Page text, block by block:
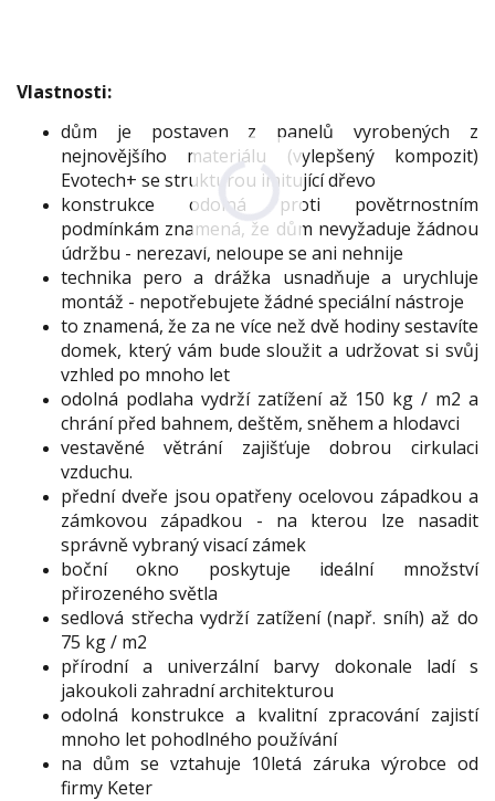
Vlastnosti:
dům je postaven z panelů vyrobených z
nejnovějšího materiálu (vylepšený kompozit)
Evotech+ se strukturou imitující dřevo
konstrukce odolná proti povětrnostním
podmínkám znamená, že dům nevyžaduje žádnou
údržbu - nerezaví, neloupe se ani nehnije
technika pero a drážka usnadňuje a urychluje
montáž - nepotřebujete žádné speciální nástroje
to znamená, že za ne více než dvě hodiny sestavíte
domek, který vám bude sloužit a udržovat si svůj
vzhled po mnoho let
odolná podlaha vydrží zatížení až 150 kg / m2 a
chrání před bahnem, deštěm, sněhem a hlodavci
vestavěné větrání zajišťuje dobrou cirkulaci
vzduchu.
přední dveře jsou opatřeny ocelovou západkou a
zámkovou západkou - na kterou lze nasadit
správně vybraný visací zámek
boční okno poskytuje ideální množství
přirozeného světla
sedlová střecha vydrží zatížení (např. sníh) až do
75 kg / m2
přírodní a univerzální barvy dokonale ladí s
jakoukoli zahradní architekturou
odolná konstrukce a kvalitní zpracování zajistí
mnoho let pohodlného používání
na dům se vztahuje 10letá záruka výrobce od
firmy Keter